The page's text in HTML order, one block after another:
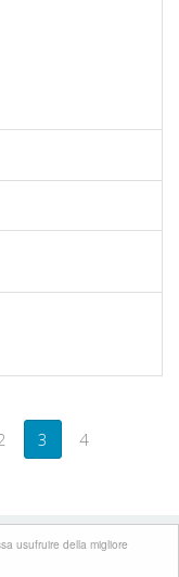
usufruire della migliore
3
4
Empresas